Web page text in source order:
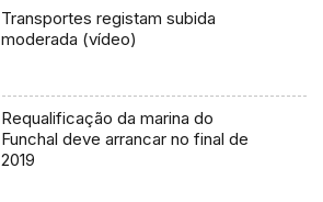
Transportes registam subida
moderada (vídeo)
Requalificação da marina do
Funchal deve arrancar no final de
2019